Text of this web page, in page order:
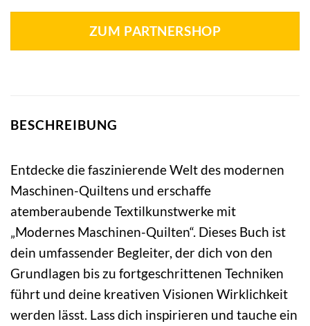
ZUM PARTNERSHOP
BESCHREIBUNG
Entdecke die faszinierende Welt des modernen
Maschinen-Quiltens und erschaffe
atemberaubende Textilkunstwerke mit
„Modernes Maschinen-Quilten“. Dieses Buch ist
dein umfassender Begleiter, der dich von den
Grundlagen bis zu fortgeschrittenen Techniken
führt und deine kreativen Visionen Wirklichkeit
werden lässt. Lass dich inspirieren und tauche ein